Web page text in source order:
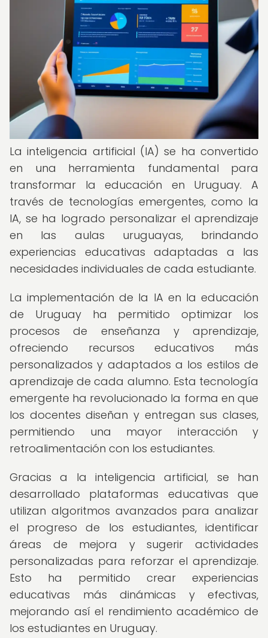
La inteligencia artificial (IA) se ha convertido
en una herramienta fundamental para
transformar la educación en Uruguay. A
través de tecnologías emergentes, como la
IA, se ha logrado personalizar el aprendizaje
en las aulas uruguayas, brindando
experiencias educativas adaptadas a las
necesidades individuales de cada estudiante.
La implementación de la IA en la educación
de Uruguay ha permitido optimizar los
procesos de enseñanza y aprendizaje,
ofreciendo recursos educativos más
personalizados y adaptados a los estilos de
aprendizaje de cada alumno. Esta tecnología
emergente ha revolucionado la forma en que
los docentes diseñan y entregan sus clases,
permitiendo una mayor interacción y
retroalimentación con los estudiantes.
Gracias a la inteligencia artificial, se han
desarrollado plataformas educativas que
utilizan algoritmos avanzados para analizar
el progreso de los estudiantes, identificar
áreas de mejora y sugerir actividades
personalizadas para reforzar el aprendizaje.
Esto ha permitido crear experiencias
educativas más dinámicas y efectivas,
mejorando así el rendimiento académico de
los estudiantes en Uruguay.